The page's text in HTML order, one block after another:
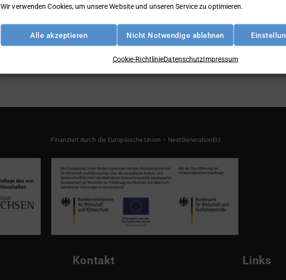
Wir verwenden Cookies, um unsere Website und unseren Service zu optimieren.
Alle akzeptieren Nicht Notwendige ablehnen
Cookie-RichtlinieDatenschutzImpressum
Finanziert durch die Europäische Union – NextGenerationEU:
Kontakt Links